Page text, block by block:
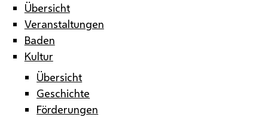
Übersicht
Veranstaltungen
Baden
Kultur
Übersicht
Geschichte
Förderungen